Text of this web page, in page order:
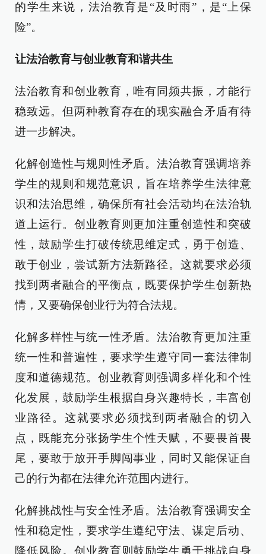
的学生来说，法治教育是“及时雨”，是“上保
险”。
让法治教育与创业教育和谐共生
法治教育和创业教育，唯有同频共振，才能行
稳致远。但两种教育存在的现实融合矛盾有待
进一步解决。
化解创造性与规则性矛盾。法治教育强调培养
学生的规则和规范意识，旨在培养学生法律意
识和法治思维，确保所有社会活动均在法治轨
道上运行。创业教育则更加注重创造性和突破
性，鼓励学生打破传统思维定式，勇于创造、
敢于创业，尝试新方法新路径。这就要求必须
找到两者融合的平衡点，既要保护学生创新热
情，又要确保创业行为符合法规。
化解多样性与统一性矛盾。法治教育更加注重
统一性和普遍性，要求学生遵守同一套法律制
度和道德规范。创业教育则强调多样化和个性
化发展，鼓励学生根据自身兴趣特长，丰富创
业路径。这就要求必须找到两者融合的切入
点，既能充分张扬学生个性天赋，不要畏首畏
尾，要敢于放开手脚闯事业，同时又能保证自
己的行为都在法律允许范围内进行。
化解挑战性与安全性矛盾。法治教育强调安全
性和稳定性，要求学生遵纪守法、谋定后动、
降低风险。创业教育则鼓励学生勇于挑战自身